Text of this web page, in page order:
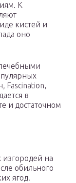
К
кистей и
оно
Fascination,
в
и достаточном
изгородей на
обильного
ягод.